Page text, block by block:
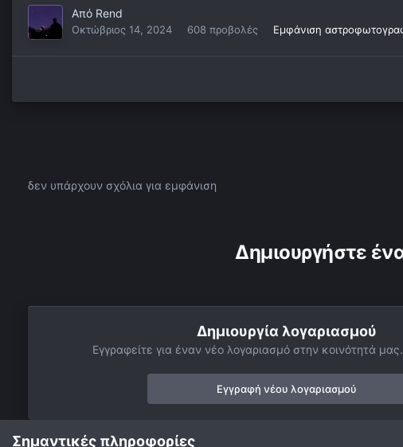
Από Rend
Οκτώβριος 14, 2024 608 προβολές Εμφάνιση
δεν υπάρχουν σχόλια για εμφάνιση
Δημιουργήστε
Δημιουργία λογαριασμού
Εγγραφείτε για έναν νέο λογαριασμό στην κοινότητά
Εγγραφή νέου λογαριασμού
Σημαντικές πληροφορίες